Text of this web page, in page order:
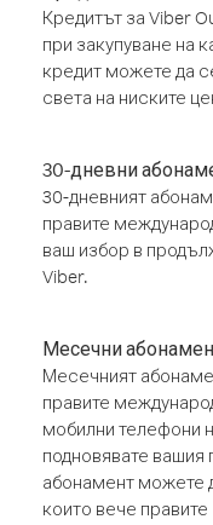
Кредитът за Viber
при закупуване на
кредит можете да
света на ниските
30-дневни
30-дневният
правите
ваш избор в
Viber.
Месечни
Месечният
правите
мобилни телефони
подновявате вашия
абонамент можете
които вече правите